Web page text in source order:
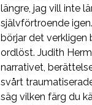
längre, jag vill inte
självförtroende
börjar det verkligen
ordlöst. Judith
narrativet,
svårt
säg vilken färg du